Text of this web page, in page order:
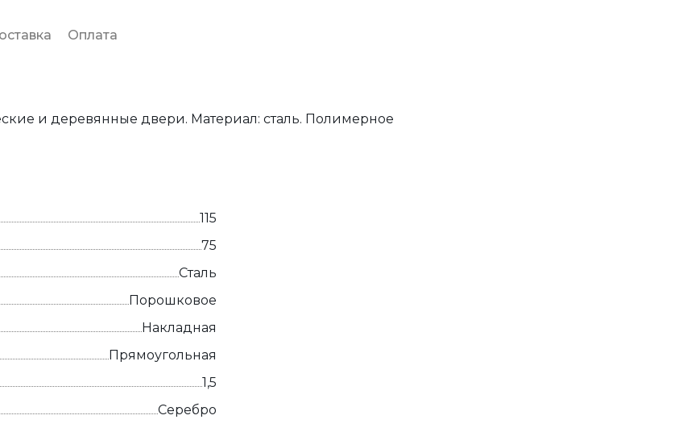
Оплата
и деревянные двери. Материал: сталь. Полимерное
115
75
Сталь
Порошковое
Накладная
Прямоугольная
1,5
Серебро